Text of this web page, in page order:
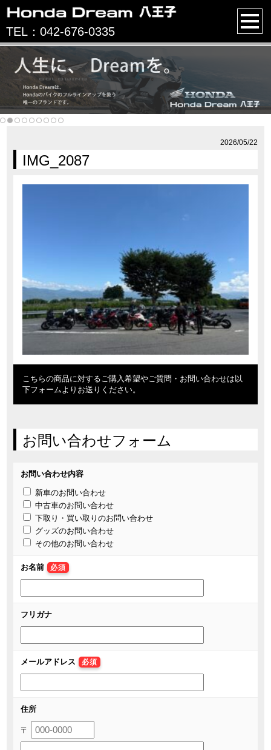
TEL：042-676-0335
2026/05/22
IMG_2087
こちらの商品に対するご購入希望やご質問・お問い合わせは以
下フォームよりお送りください。
お問い合わせフォーム
お問い合わせ内容
新車のお問い合わせ
中古車のお問い合わせ
下取り・買い取りのお問い合わせ
グッズのお問い合わせ
その他のお問い合わせ
お名前 必須
フリガナ
メールアドレス 必須
住所
〒